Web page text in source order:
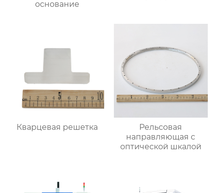
основание
Кварцевая решетка
Рельсовая
направляющая с
оптической шкалой